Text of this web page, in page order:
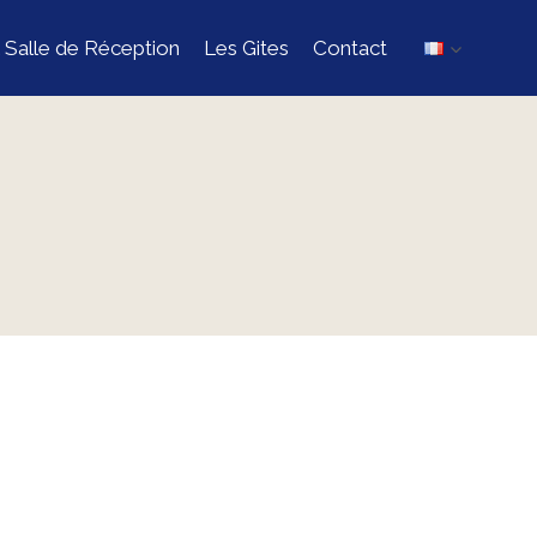
Salle de Réception Les Gites Contact